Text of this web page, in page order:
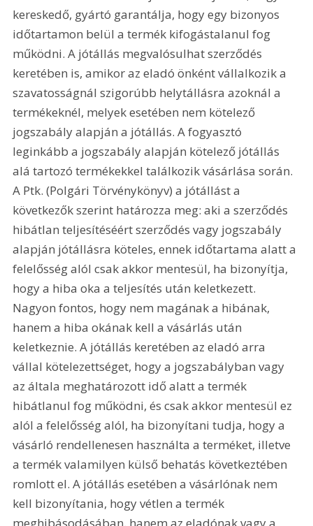
kereskedő, gyártó garantálja, hogy egy bizonyos
időtartamon belül a termék kifogástalanul fog
működni. A jótállás megvalósulhat szerződés
keretében is, amikor az eladó önként vállalkozik a
szavatosságnál szigorúbb helytállásra azoknál a
termékeknél, melyek esetében nem kötelező
jogszabály alapján a jótállás. A fogyasztó
leginkább a jogszabály alapján kötelező jótállás
alá tartozó termékekkel találkozik vásárlása során.
A Ptk. (Polgári Törvénykönyv) a jótállást a
következők szerint határozza meg: aki a szerződés
hibátlan teljesítéséért szerződés vagy jogszabály
alapján jótállásra köteles, ennek időtartama alatt a
felelősség alól csak akkor mentesül, ha bizonyítja,
hogy a hiba oka a teljesítés után keletkezett.
Nagyon fontos, hogy nem magának a hibának,
hanem a hiba okának kell a vásárlás után
keletkeznie. A jótállás keretében az eladó arra
vállal kötelezettséget, hogy a jogszabályban vagy
az általa meghatározott idő alatt a termék
hibátlanul fog működni, és csak akkor mentesül ez
alól a felelősség alól, ha bizonyítani tudja, hogy a
vásárló rendellenesen használta a terméket, illetve
a termék valamilyen külső behatás következtében
romlott el. A jótállás esetében a vásárlónak nem
kell bizonyítania, hogy vétlen a termék